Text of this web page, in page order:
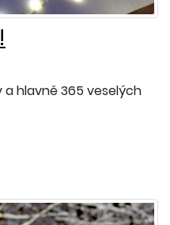
a hlavně 365 veselých